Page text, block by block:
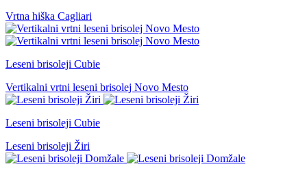
Vrtna hiška Cagliari
Leseni brisoleji Cubie
Vertikalni vrtni leseni brisolej Novo Mesto
Leseni brisoleji Cubie
Leseni brisoleji Žiri